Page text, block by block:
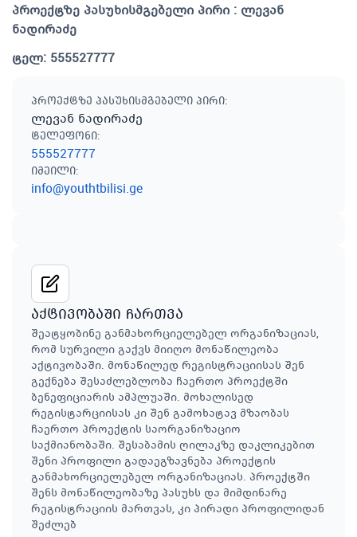
პროექტზე პასუხისმგებელი პირი : ლევან
ნადირაძე
ტელ: 555527777
პროექტზე პასუხისმგებელი პირი:
ლევან ნადირაძე
ტელეფონი:
555527777
იმეილი:
info@youthtbilisi.ge
აქტივობაში ჩართვა
შეატყობინე განმახორციელებელ ორგანიზაციას,
რომ სურვილი გაქვს მიიღო მონაწილეობა
აქტივობაში. მონაწილედ რეგისტრაციისას შენ
გექნება შესაძლებლობა ჩაერთო პროექტში
ბენეფიციარის ამპლუაში. მოხალისედ
რეგისტარციისას კი შენ გამოხატავ მზაობას
ჩაერთო პროექტის საორგანიზაციო
საქმიანობაში. შესაბამის ღილაკზე დაკლიკებით
შენი პროფილი გადაეგზავნება პროექტის
განმახორციელებელ ორგანიზაციას. პროექტში
შენს მონაწილეობაზე პასუხს და მიმდინარე
რეგისტრაციის მართვას, კი პირადი პროფილიდან
შეძლებ